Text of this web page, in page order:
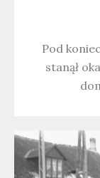
Pod
stanął